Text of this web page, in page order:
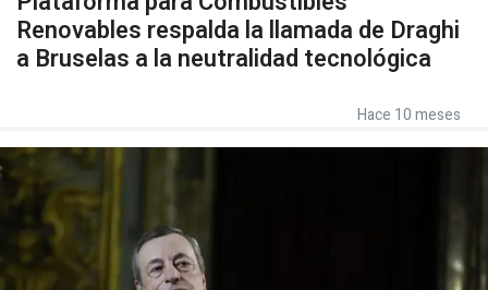
Renovables respalda la llamada de Draghi
a Bruselas a la neutralidad tecnológica
Hace 10 meses